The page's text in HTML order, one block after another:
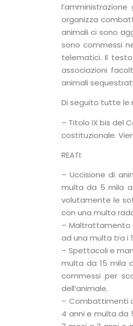
organizza
animali ci sono
sono commessi
telematici. Il
associazioni
animali
Di seguito tutte le
– Titolo IX bis del
costituzionale.
REATI:
– Uccisione di
multa da 5 mila
volutamente le
con una multa
– Maltrattamento
ad una multa tra i
– Spettacoli e
multa da 15 mila
commessi per
dell’animale.
– Combattimenti
4 anni e multa da